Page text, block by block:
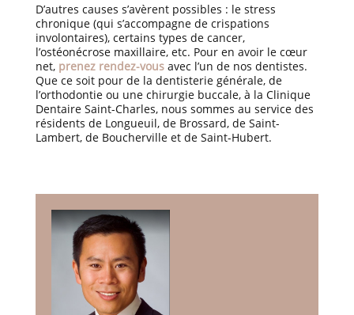
D’autres causes s’avèrent possibles : le stress
chronique (qui s’accompagne de crispations
involontaires), certains types de cancer,
l’ostéonécrose maxillaire, etc. Pour en avoir le cœur
net, prenez rendez-vous avec l’un de nos dentistes.
Que ce soit pour de la dentisterie générale, de
l’orthodontie ou une chirurgie buccale, à la Clinique
Dentaire Saint-Charles, nous sommes au service des
résidents de Longueuil, de Brossard, de Saint-
Lambert, de Boucherville et de Saint-Hubert.